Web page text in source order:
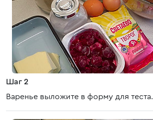
Шаг 2
Варенье выложите в форму для теста.